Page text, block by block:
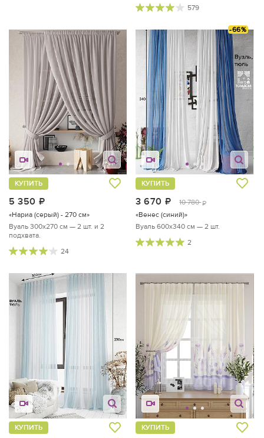
579
5 350
КУПИТЬ
«Нариа (серый) - 270 см»
Вуаль 300х270 см — 2 шт. и 2
подхвата.
24
-66%
3 670 руб.
10 780 руб.
КУПИТЬ
«Венес (синий)»
Вуаль 600х340 см — 2 шт.
2
КУПИТЬ КУПИТЬ